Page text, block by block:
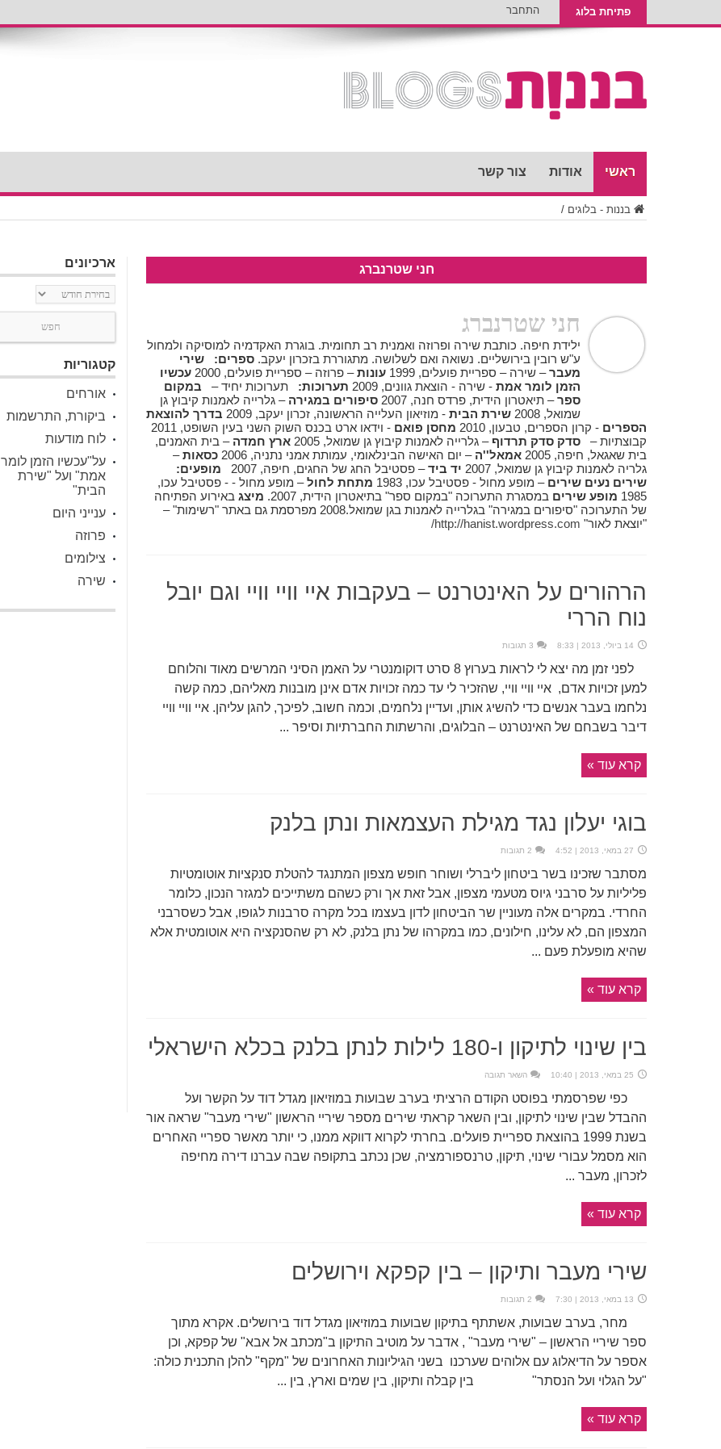
פתיחת בלוג התחבר
ראשי אודות צור קשר
בננות - בלוגים /
חני שטרנברג
חני שטרנברג
ילידת חיפה. כותבת שירה ופרוזה ואמנית רב תחומית. בוגרת האקדמיה למוסיקה ולמחול
ע"ש רובין בירושליים. נשואה ואם לשלושה. מתגוררת בזכרון יעקב. ספרים:
שירי
מעבר– שירה – ספריית פועלים, 1999 עונות– פרוזה – ספריית פועלים, 2000
עכשיו
הזמן לומר אמת - שירה - הוצאת גוונים, 2009 תערוכות: תערוכות יחיד – במקום
ספר– תיאטרון הידית, פרדס חנה, 2007 סיפורים במגירה – גלרייה לאמנות קיבוץ גן
שמואל, 2008
שירת הבית - מוזיאון העלייה הראשונה, זכרון יעקב, 2009
בדרך להוצאת
הספרים - קרון הספרים, טבעון, 2010 מחסן פואם
קבוצתיות – סדק סדק תרדוף – גלרייה לאמנות קיבוץ גן שמואל, 2005 ארץ חמדה – בית האמנים,
בית שאגאל, חיפה, 2005
אמאל''ה – יום האישה הבינלאומי, עמותת אמני נתניה, 2006 כסאות–
גלריה לאמנות קיבוץ גן שמואל, 2007
יד ביד– פסטיבל החג של החגים, חיפה, 2007
מופעים:
שירים נעים שירים – מופע מחול - פסטיבל עכו, 1983 מתחת לחול– מופע מחול - - פסטיבל עכו,
1985 מופע שירים במסגרת התערוכה "במקום ספר" בתיאטרון הידית, 2007. מיצג באירוע הפתיחה
של התערוכה "סיפורים במגירה" בגלרייה לאמנות בגן שמואל.2008 מפרסמת גם באתר "רשימות" –
"יוצאת לאור" http://hanist.wordpress.com/
הרהורים על האינטרנט – בעקבות איי וויי וויי וגם יובל
נוח הררי
14 ביולי, 2013 | 8:33 3 תגובות
לפני זמן מה יצא לי לראות בערוץ 8 סרט דוקומנטרי על האמן הסיני המרשים מאוד והלוחם
למען זכויות אדם, איי וויי וויי, שהזכיר לי עד כמה זכויות אדם אינן מובנות מאליהם, כמה קשה
נלחמו בעבר אנשים כדי להשיג אותן, ועדיין נלחמים, וכמה חשוב, לפיכך, להגן עליהן. איי וויי וויי
דיבר בשבחם של האינטרנט – הבלוגים, והרשתות החברתיות וסיפר ...
קרא עוד »
בוגי יעלון נגד מגילת העצמאות ונתן בלנק
27 במאי, 2013 | 4:52 2 תגובות
מסתבר שזכינו בשר ביטחון ליברלי ושוחר חופש מצפון המתנגד להטלת סנקציות אוטומטיות
פליליות על סרבני גיוס מטעמי מצפון, אבל זאת אך ורק כשהם משתייכים למגזר הנכון, כלומר
החרדי. במקרים אלה מעוניין שר הביטחון לדון בעצמו בכל מקרה סרבנות לגופו, אבל כשסרבני
המצפון הם, לא עלינו, חילונים, כמו במקרהו של נתן בלנק, לא רק שהסנקציה היא אוטומטית אלא
שהיא מופעלת פעם ...
קרא עוד »
בין שינוי לתיקון ו-180 לילות לנתן בלנק בכלא הישראלי
25 במאי, 2013 | 10:40 השאר תגובה
כפי שפרסמתי בפוסט הקודם הרציתי בערב שבועות במוזיאון מגדל דוד על הקשר ועל
ההבדל שבין שינוי לתיקון, ובין השאר קראתי שירים מספר שיריי הראשון "שירי מעבר" שראה אור
בשנת 1999 בהוצאת ספריית פועלים. בחרתי לקרוא דווקא ממנו, כי יותר מאשר ספריי האחרים
הוא מסמל עבורי שינוי, תיקון, טרנספורמציה, שכן נכתב בתקופה שבה עברנו דירה מחיפה
לזכרון, מעבר ...
קרא עוד »
שירי מעבר ותיקון – בין קפקא וירושלים
13 במאי, 2013 | 7:30 2 תגובות
מחר, בערב שבועות, אשתתף בתיקון שבועות במוזיאון מגדל דוד בירושלים. אקרא מתוך
ספר שיריי הראשון – "שירי מעבר" , אדבר על מוטיב התיקון ב"מכתב אל אבא" של קפקא, וכן
אספר על הדיאלוג עם אלוהים שערכנו בשני הגיליונות האחרונים של "מקף" להלן התכנית כולה:
"על הגלוי ועל הנסתר" בין קבלה ותיקון, בין שמים וארץ, בין ...
קרא עוד »
ארכיונים
ארכיונים
קטגוריות
אורחים
ביקורת, התרשמות
לוח מודעות
על"עכשיו הזמן לומר
אמת" ועל "שירת
הבית"
ענייני היום
פרוזה
צילומים
שירה